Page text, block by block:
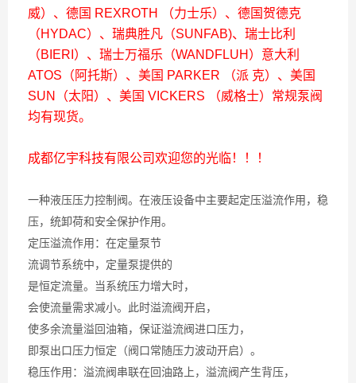
威）、德国 REXROTH （力士乐）、德国贺德克
（HYDAC）、瑞典胜凡（SUNFAB)、瑞士比利
（BIERI）、瑞士万福乐（WANDFLUH）意大利
ATOS（阿托斯）、美国 PARKER （派 克）、美国
SUN（太阳）、美国 VICKERS （威格士）常规泵阀
均有现货。
成都亿宇科技有限公司欢迎您的光临！！！
一种液压压力控制阀。在液压设备中主要起定压溢流作用，稳
压，统卸荷和安全保护作用。
定压溢流作用：在定量泵节
流调节系统中，定量泵提供的
是恒定流量。当系统压力增大时，
会使流量需求减小。此时溢流阀开启，
使多余流量溢回油箱，保证溢流阀进口压力，
即泵出口压力恒定（阀口常随压力波动开启）。
稳压作用：溢流阀串联在回油路上，溢流阀产生背压，